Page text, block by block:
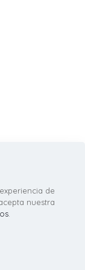
los derechos
de
nuestra
.